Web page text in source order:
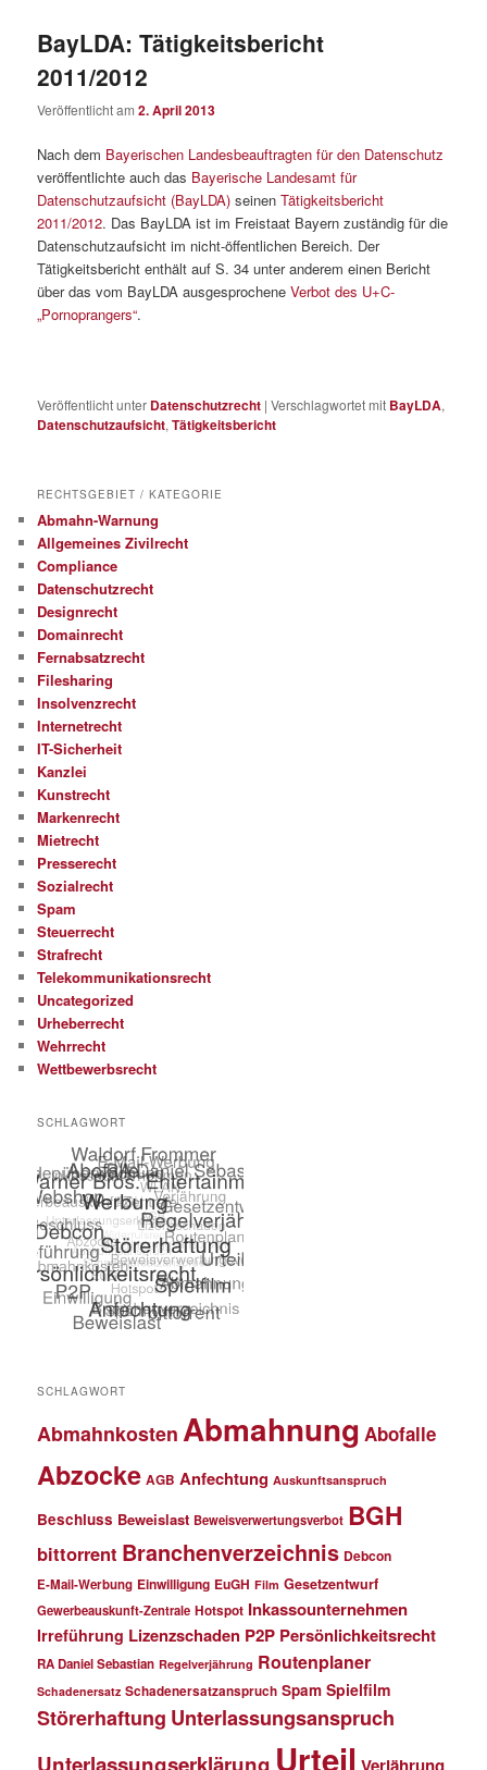
BayLDA: Tätigkeitsbericht
2011/2012
Veröffentlicht am2. April 2013
Nach dem Bayerischen Landesbeauftragten für den Datenschutz
veröffentlichte auch das Bayerische Landesamt für
Datenschutzaufsicht (BayLDA) seinenTätigkeitsbericht
2011/2012. Das BayLDA ist im Freistaat Bayern zuständig für die
Datenschutzaufsicht im nicht-öffentlichen Bereich. Der
Tätigkeitsbericht enthält auf S. 34 unter anderem einen Bericht
über das vom BayLDA ausgesprocheneVerbot des U+C-
„Pornoprangers“.
Veröffentlicht unter Datenschutzrecht |Verschlagwortet mit BayLDA,
Datenschutzaufsicht,Tätigkeitsbericht
RECHTSGEBIET / KATEGORIE
Abmahn-Warnung
Allgemeines Zivilrecht
Compliance
Datenschutzrecht
Designrecht
Domainrecht
Fernabsatzrecht
Filesharing
Insolvenzrecht
Internetrecht
IT-Sicherheit
Kanzlei
Kunstrecht
Markenrecht
Mietrecht
Presserecht
Sozialrecht
Spam
Steuerrecht
Strafrecht
Telekommunikationsrecht
Uncategorized
Urheberrecht
Wehrrecht
Wettbewerbsrecht
SCHLAGWORT
SCHLAGWORT
Abmahnkosten Abmahnung Abofalle
Abzocke AGB Anfechtung Auskunftsanspruch
Beschluss Beweislast Beweisverwertungsverbot BGH
bittorrent Branchenverzeichnis Debcon
E-Mail-Werbung Einwilligung EuGH Film Gesetzentwurf
Gewerbeauskunft-Zentrale Hotspot Inkassounternehmen
Irreführung Lizenzschaden P2P Persönlichkeitsrecht
RA Daniel Sebastian Regelverjährung Routenplaner
Schadenersatz Schadenersatzanspruch Spam Spielfilm
Störerhaftung Unterlassungsanspruch
Unterlassungserklärung Urteil